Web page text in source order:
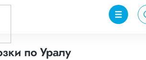
по Уралу